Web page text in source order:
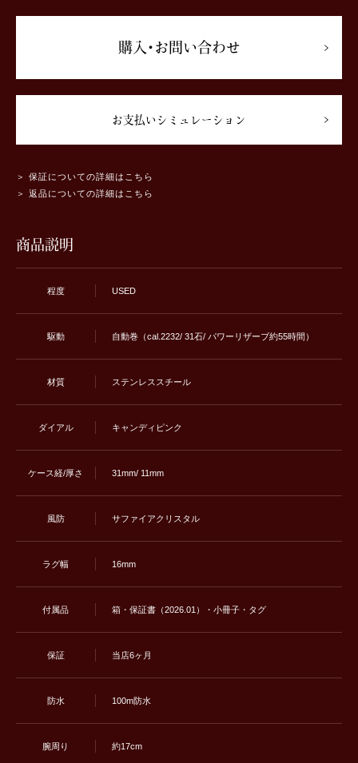
購入･お問い合わせ
お支払いシミュレーション
＞ 保証についての詳細はこちら
＞ 返品についての詳細はこちら
商品説明
程度 USED
駆動 自動巻（cal.2232/ 31石/ パワーリザーブ約55時間）
材質 ステンレススチール
ダイアル キャンディピンク
ケース経/厚さ 31mm/ 11mm
風防 サファイアクリスタル
ラグ幅 16mm
付属品 箱・保証書（2026.01）・小冊子・タグ
保証 当店6ヶ月
防水 100m防水
腕周り 約17cm